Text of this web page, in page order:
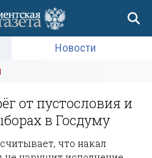
Новости
от пустословия и
в Госдуму
что накал